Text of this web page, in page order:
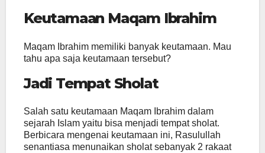
Keutamaan Maqam Ibrahim
Maqam Ibrahim memiliki banyak keutamaan. Mau
tahu apa saja keutamaan tersebut?
Jadi Tempat Sholat
Salah satu keutamaan Maqam Ibrahim dalam
sejarah Islam yaitu bisa menjadi tempat sholat.
Berbicara mengenai keutamaan ini, Rasulullah
senantiasa menunaikan sholat sebanyak 2 rakaat